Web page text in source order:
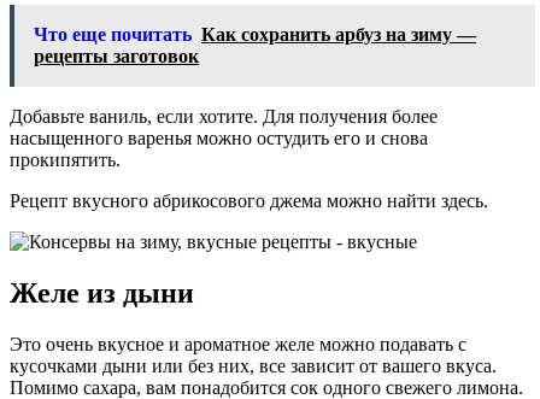
Что еще почитать Как сохранить арбуз на зиму —
рецепты заготовок
Добавьте ваниль, если хотите. Для получения более
насыщенного варенья можно остудить его и снова
прокипятить.
Рецепт вкусного абрикосового джема можно найти здесь.
Желе из дыни
Это очень вкусное и ароматное желе можно подавать с
кусочками дыни или без них, все зависит от вашего вкуса.
Помимо сахара, вам понадобится сок одного свежего лимона.